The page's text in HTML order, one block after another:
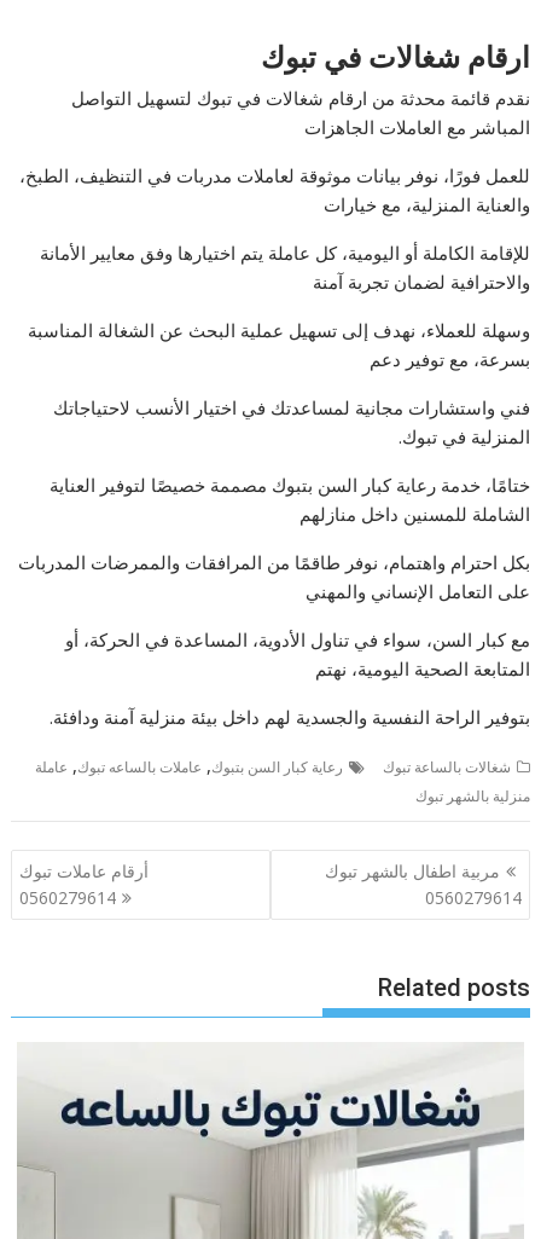
ارقام شغالات في تبوك
نقدم قائمة محدثة من ارقام شغالات في تبوك لتسهيل التواصل
المباشر مع العاملات الجاهزات
للعمل فورًا، نوفر بيانات موثوقة لعاملات مدربات في التنظيف، الطبخ،
والعناية المنزلية، مع خيارات
للإقامة الكاملة أو اليومية، كل عاملة يتم اختيارها وفق معايير الأمانة
والاحترافية لضمان تجربة آمنة
وسهلة للعملاء، نهدف إلى تسهيل عملية البحث عن الشغالة المناسبة
بسرعة، مع توفير دعم
فني واستشارات مجانية لمساعدتك في اختيار الأنسب لاحتياجاتك
المنزلية في تبوك.
ختامًا، خدمة رعاية كبار السن بتبوك مصممة خصيصًا لتوفير العناية
الشاملة للمسنين داخل منازلهم
بكل احترام واهتمام، نوفر طاقمًا من المرافقات والممرضات المدربات
على التعامل الإنساني والمهني
مع كبار السن، سواء في تناول الأدوية، المساعدة في الحركة، أو
المتابعة الصحية اليومية، نهتم
بتوفير الراحة النفسية والجسدية لهم داخل بيئة منزلية آمنة ودافئة.
شغالات بالساعة تبوك رعاية كبار السن بتبوك, عاملات بالساعه تبوك, عاملة
منزلية بالشهر تبوك
تصفّح
المقالات
مربية اطفال بالشهر تبوك
0560279614
أرقام عاملات تبوك
0560279614
Related posts